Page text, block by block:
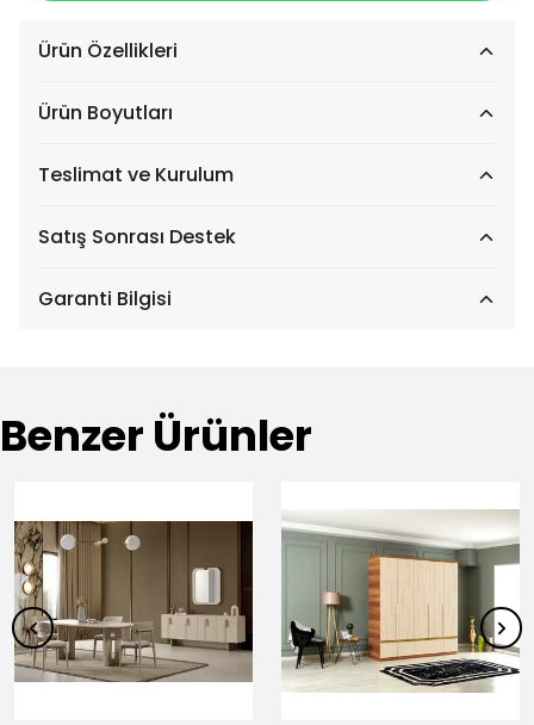
Ürün Özellikleri
Ürün Boyutları
Teslimat ve Kurulum
Satış Sonrası Destek
Garanti Bilgisi
Benzer Ürünler